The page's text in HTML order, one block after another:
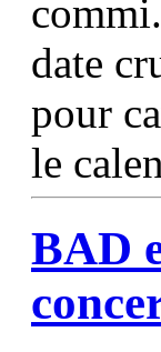
date
pour
le
BAD